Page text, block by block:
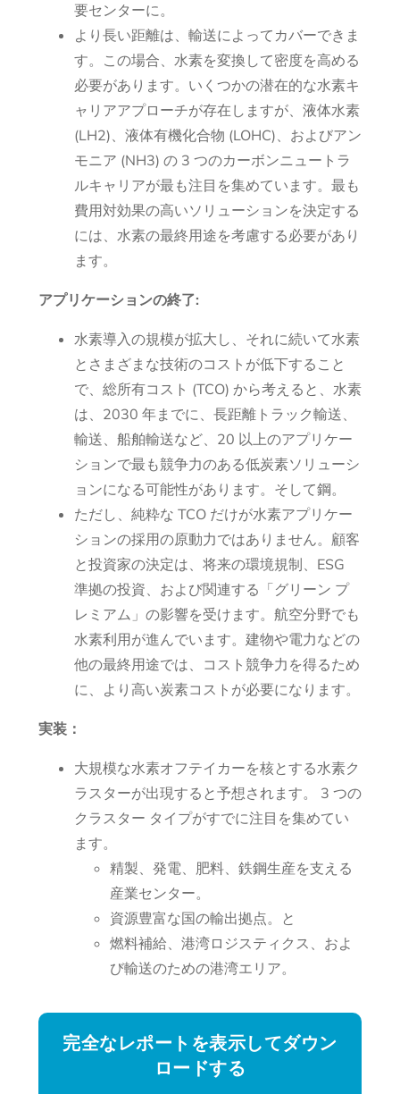
要センターに。
より長い距離は、輸送によってカバーできま
す。この場合、水素を変換して密度を高める
必要があります。いくつかの潜在的な水素キ
ャリアアプローチが存在しますが、液体水素
(LH2)、液体有機化合物 (LOHC)、およびアン
モニア (NH3) の 3 つのカーボンニュートラ
ルキャリアが最も注目を集めています。最も
費用対効果の高いソリューションを決定する
には、水素の最終用途を考慮する必要があり
ます。
アプリケーションの終了:
水素導入の規模が拡大し、それに続いて水素
とさまざまな技術のコストが低下すること
で、総所有コスト (TCO) から考えると、水素
は、2030 年までに、長距離トラック輸送、
輸送、船舶輸送など、20 以上のアプリケー
ションで最も競争力のある低炭素ソリューシ
ョンになる可能性があります。そして鋼。
ただし、純粋な TCO だけが水素アプリケー
ションの採用の原動力ではありません。顧客
と投資家の決定は、将来の環境規制、ESG
準拠の投資、および関連する「グリーン プ
レミアム」の影響を受けます。航空分野でも
水素利用が進んでいます。建物や電力などの
他の最終用途では、コスト競争力を得るため
に、より高い炭素コストが必要になります。
実装：
大規模な水素オフテイカーを核とする水素ク
ラスターが出現すると予想されます。 3 つの
クラスター タイプがすでに注目を集めてい
ます。
精製、発電、肥料、鉄鋼生産を支える
産業センター。
資源豊富な国の輸出拠点。と
燃料補給、港湾ロジスティクス、およ
び輸送のための港湾エリア。
完全なレポートを表示してダウン
ロードする